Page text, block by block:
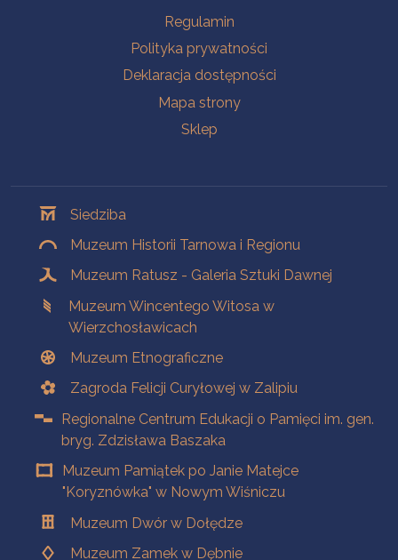
Regulamin
Polityka prywatności
Deklaracja dostępności
Mapa strony
Sklep
Siedziba
Muzeum Historii Tarnowa i Regionu
Muzeum Ratusz - Galeria Sztuki Dawnej
Muzeum Wincentego Witosa w
Wierzchosławicach
Muzeum Etnograficzne
Zagroda Felicji Curyłowej w Zalipiu
Regionalne Centrum Edukacji o Pamięci im. gen.
bryg. Zdzisława Baszaka
Muzeum Pamiątek po Janie Matejce
"Koryznówka" w Nowym Wiśniczu
Muzeum Dwór w Dołędze
Muzeum Zamek w Dębnie